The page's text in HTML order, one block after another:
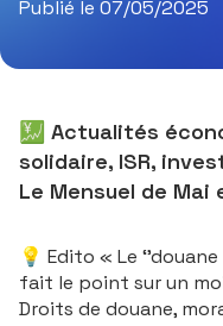
Publié le 07/05/2025
💹 Actualités
solidaire, ISR,
Le Mensuel de
💡 Edito « Le
fait le point sur un
Droits de douane,